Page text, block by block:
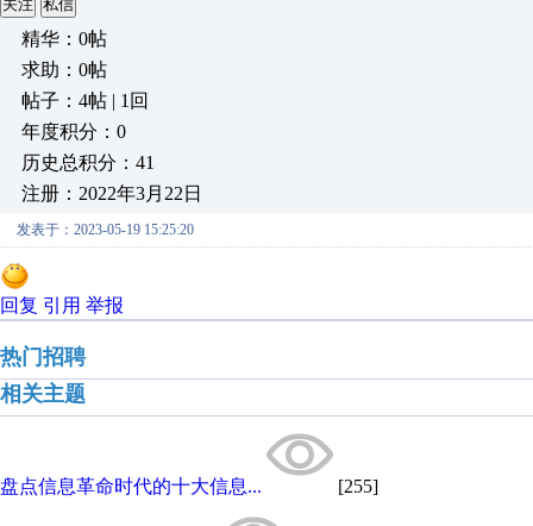
关注 私信
精华：0帖
求助：0帖
帖子：4帖 | 1回
年度积分：0
历史总积分：41
注册：2022年3月22日
发表于：2023-05-19 15:25:20
回复 引用 举报
热门招聘
相关主题
盘点信息革命时代的十大信息... [255]